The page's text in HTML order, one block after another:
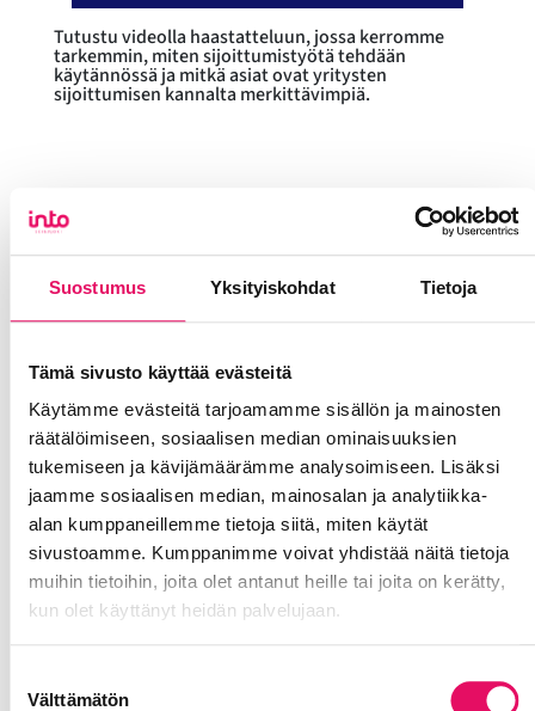
Suostumus Yksityiskohdat Tietoja
Tämä sivusto käyttää evästeitä
Käytämme evästeitä tarjoamamme sisällön ja mainosten
räätälöimiseen, sosiaalisen median ominaisuuksien
tukemiseen ja kävijämäärämme analysoimiseen. Lisäksi
jaamme sosiaalisen median, mainosalan ja analytiikka-
alan kumppaneillemme tietoja siitä, miten käytät
sivustoamme. Kumppanimme voivat yhdistää näitä tietoja
muihin tietoihin, joita olet antanut heille tai joita on kerätty,
kun olet käyttänyt heidän palvelujaan.
valinta
Välttämätön
Tutustu videolla haastatteluun, jossa kerromme
tarkemmin, miten sijoittumistyötä tehdään
käytännössä ja mitkä asiat ovat yritysten
sijoittumisen kannalta merkittävimpiä.
Ole hyvä ja hyväksypreferences, statistics,
marketingevästeet nähdäksesi tämän sisällön.
Ota yhteyttä: